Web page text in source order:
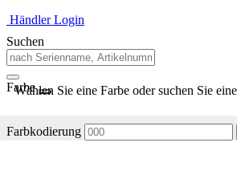
Händler Login
Suchen
Farbe
Wählen Sie eine Farbe oder suchen Sie
Farbkodierung